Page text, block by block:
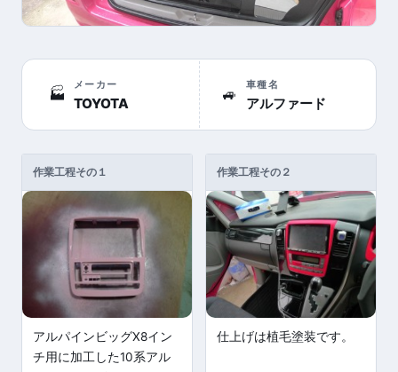
🏭
メーカー
TOYOTA
🚙
車種名
アルファード
作業工程その１
アルパインビッグX8イン
チ用に加工した10系アル
作業工程その２
仕上げは植毛塗装です。